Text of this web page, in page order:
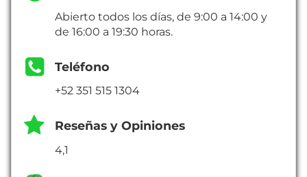
Abierto todos los días, de 9:00 a 14:00 y
de 16:00 a 19:30 horas.
Teléfono
+52 351 515 1304
Reseñas y Opiniones
4,1